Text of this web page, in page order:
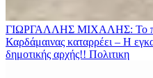
ΓΙΩΡΓΑΛΛΗΣ ΜΙΧΑΛΗΣ: Το
Καρδάμαινας καταρρέει – Η
δημοτικής αρχής!! Πολιτικη